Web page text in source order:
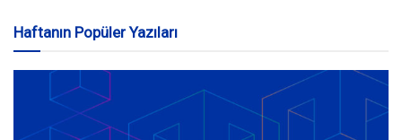
Haftanın Popüler Yazıları